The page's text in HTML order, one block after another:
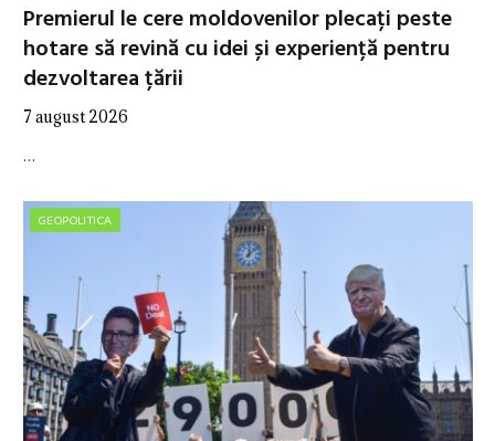
Premierul le cere moldovenilor plecați peste
hotare să revină cu idei și experiență pentru
dezvoltarea țării
7 august 2026
…
GEOPOLITICA